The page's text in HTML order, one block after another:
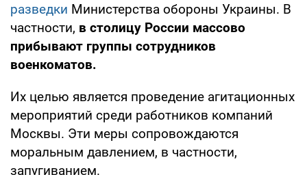
разведки Министерства обороны Украины. В
частности, в столицу России массово
прибывают группы сотрудников
военкоматов.
Их целью является проведение агитационных
мероприятий среди работников компаний
Москвы. Эти меры сопровождаются
моральным давлением, в частности,
запугиванием.